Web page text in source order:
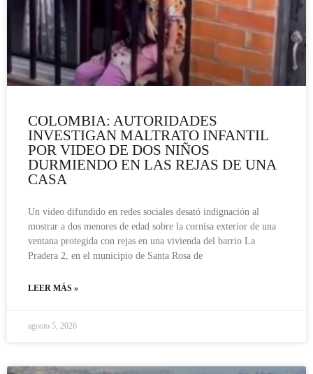
COLOMBIA: AUTORIDADES
INVESTIGAN MALTRATO INFANTIL
POR VIDEO DE DOS NIÑOS
DURMIENDO EN LAS REJAS DE UNA
CASA
Un video difundido en redes sociales desató indignación al
mostrar a dos menores de edad sobre la cornisa exterior de una
ventana protegida con rejas en una vivienda del barrio La
Pradera 2, en el municipio de Santa Rosa de
LEER MÁS »
agosto 5, 2026